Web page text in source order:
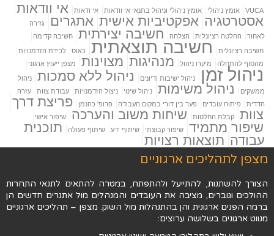
VUCA אומץ ניהולי אומץ ניהולי וניהול בתנאי אי וודאות אי ודאות
אי וודאות
אסטרטגיה אפקטיביות אישית אתגרים
גזירה
לאחור
החלטה רציונלית הצלחה חשיבה יצירתית
חשיבה קדימה
חשיבה רציונלית
חשיבה תוצאתית כאוס
לכידת הזדמנויות
מהסוף להתחלה
מיקרו ניהול מנהיגות מצוינות מצפן ייעוץ ארגוני
ניהול זמן ניהול ישיבות ודיונים ניהול ללא סמכות
ניהול
ממשקים
ניהול משימות ניהול שינוי ניצול הזדמנויות עבודת צוות
עזרה
הדדית
פיתוח עובדים פער בין דורי במקום העבודה פרופ' כהנמן
פריצת דרך
צוות
קבלת החלטות שיחות משוב והערכה שיפור אישי
שיפור מתמיד שיפור קבוצתי שיתוף ידע שיתוף פעולה
תוכנית
עבודה תוצאות רצויות
מצפן לתהליכים ארגוניים
הצורך להשתנות, להתייעל ולהתפתח, במטרה להתאים לתנאי התחרות
ההולכים וגוברים, מציבה את העובדים והמנהלים מול אתגרים חדשים הן
ברמה הפנים ארגונית והן בהתנהלות מול השוק. מצפן – תהליכים ארגוניים
מנווט ארגונים בשלושה ערוצים: